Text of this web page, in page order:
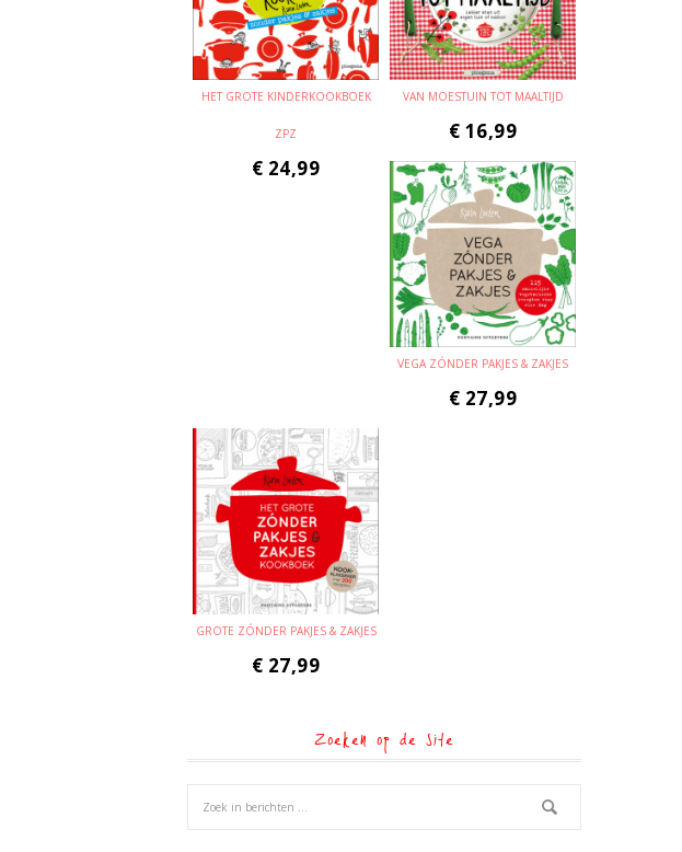
HET GROTE KINDERKOOKBOEK
ZPZ
€ 24,99
VAN MOESTUIN TOT MAALTIJD
€ 16,99
VEGA ZÓNDER PAKJES & ZAKJES
€ 27,99
GROTE ZÓNDER PAKJES & ZAKJES
€ 27,99
Zoeken op de site